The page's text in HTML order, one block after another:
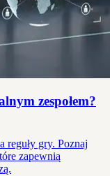
zespołem?
reguły gry. Poznaj
zapewnią